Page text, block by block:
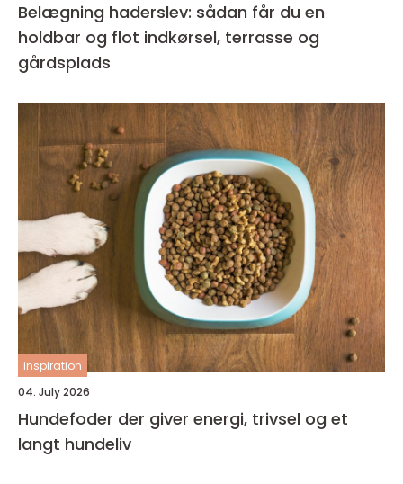
Belægning haderslev: sådan får du en
holdbar og flot indkørsel, terrasse og
gårdsplads
inspiration
04. July 2026
Hundefoder der giver energi, trivsel og et
langt hundeliv